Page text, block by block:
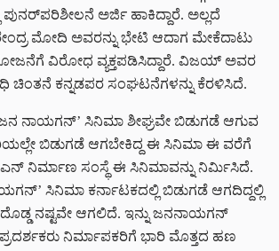
ಪುನರ್​​ಪರಿಶೀಲನೆ ಅರ್ಜಿ ಹಾಕಿದ್ದಾರೆ. ಅಲ್ಲದೆ
ಮೋದಿ ಅವರನ್ನು ಭೇಟಿ ಆದಾಗ ಮೇಕೆದಾಟು
ಯೋಜನೆಗೆ ವಿರೋಧ ವ್ಯಕ್ತಪಡಿಸಿದ್ದಾರೆ. ವಿಜಯ್ ಅವರ
ಚಿಂತನೆ ಕನ್ನಡಪರ ಸಂಘಟನೆಗಳನ್ನು ಕೆರಳಿಸಿದೆ.
ಸಿನಿಮಾ ಶೀಘ್ರವೇ ಬಿಡುಗಡೆ ಆಗುವ
ಬಿಡುಗಡೆ ಆಗಬೇಕಿದ್ದ ಈ ಸಿನಿಮಾ ಈ ವರೆಗೆ
ನಿರ್ಮಾಣ ಸಂಸ್ಥೆ ಈ ಸಿನಿಮಾವನ್ನು ನಿರ್ಮಿಸಿದೆ.
ಸಿನಿಮಾ ಕರ್ನಾಟಕದಲ್ಲಿ ಬಿಡುಗಡೆ ಆಗದಿದ್ದಲ್ಲಿ
ನಷ್ಟವೇ ಆಗಲಿದೆ. ಇನ್ನು ಜನನಾಯಗನ್
ನಿರ್ಮಾಪಕರಿಗೆ ಭಾರಿ ಮೊತ್ತದ ಹಣ